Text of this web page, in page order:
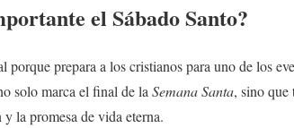
el Sábado Santo?
porque prepara a los cristianos para uno de los
solo marca el final de laSemana Santa, sino que
la promesa de vida eterna.